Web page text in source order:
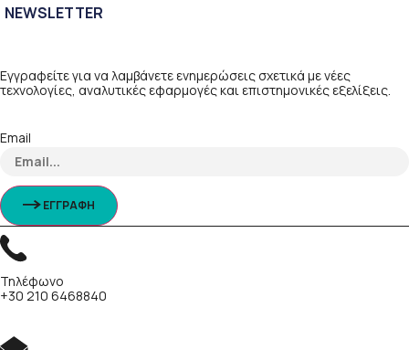
NEWSLETTER
Εγγραφείτε για να λαμβάνετε ενημερώσεις σχετικά με νέες
τεχνολογίες, αναλυτικές εφαρμογές και επιστημονικές εξελίξεις.
Email
ΕΓΓΡΑΦΗ
Τηλέφωνο
+30 210 6468840